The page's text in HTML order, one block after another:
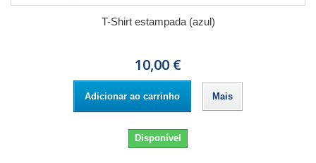
T-Shirt estampada (azul)
10,00 €
Adicionar ao carrinho Mais
Disponível